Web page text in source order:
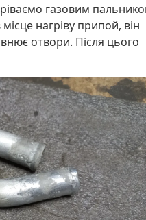
газовим
нагріву припой, він
отвори. Після цього